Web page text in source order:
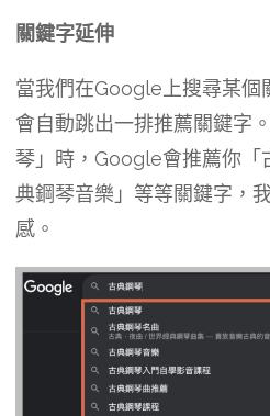
關鍵字延伸
當我們在Google上搜尋某
會自動跳出一排推薦關鍵字
琴」時，Google會推薦你「
典鋼琴音樂」等等關鍵字，
感。